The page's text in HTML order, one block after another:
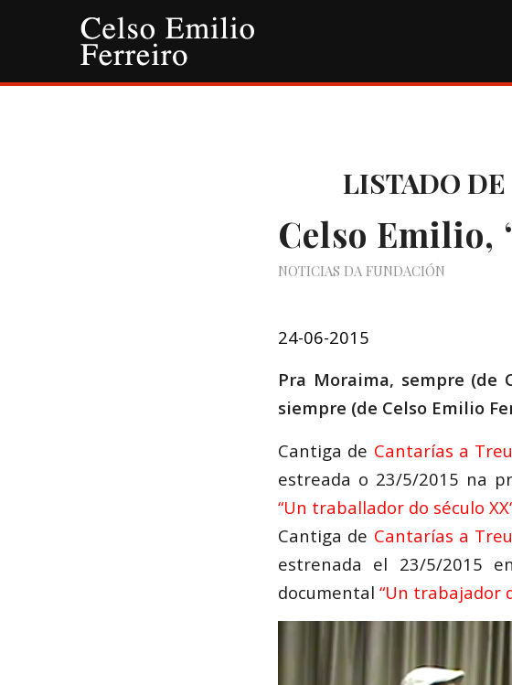
LISTADO
Celso Emilio,
NOTICIAS DA FUNDACIÓN
24-06-2015
Pra Moraima,
siempre (de Celso Emilio
Cantiga de Cantarías a Treu
estreada o 23/5/2015 na
“Un traballador do século XX
Cantiga de Cantarías a Treu
estrenada el 23/5/2015
documental “Un trabajador